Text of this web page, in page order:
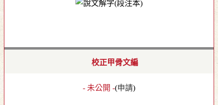
校正甲骨文編
- 未公開 -(申請)